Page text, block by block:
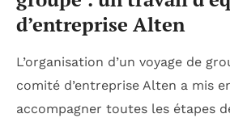
d’entreprise Alten
L’organisation d’un voyage de
comité d’entreprise Alten a mis
accompagner toutes les étapes